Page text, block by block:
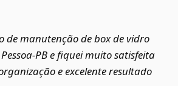
de manutenção de box de vidro
e fiquei muito satisfeita
e excelente resultado